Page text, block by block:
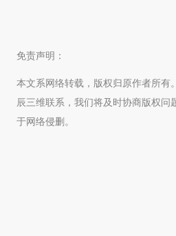
免责声明：
本文系网络转载，版权归原作者所有
辰三维联系，我们将及时协商版权问
于网络侵删。